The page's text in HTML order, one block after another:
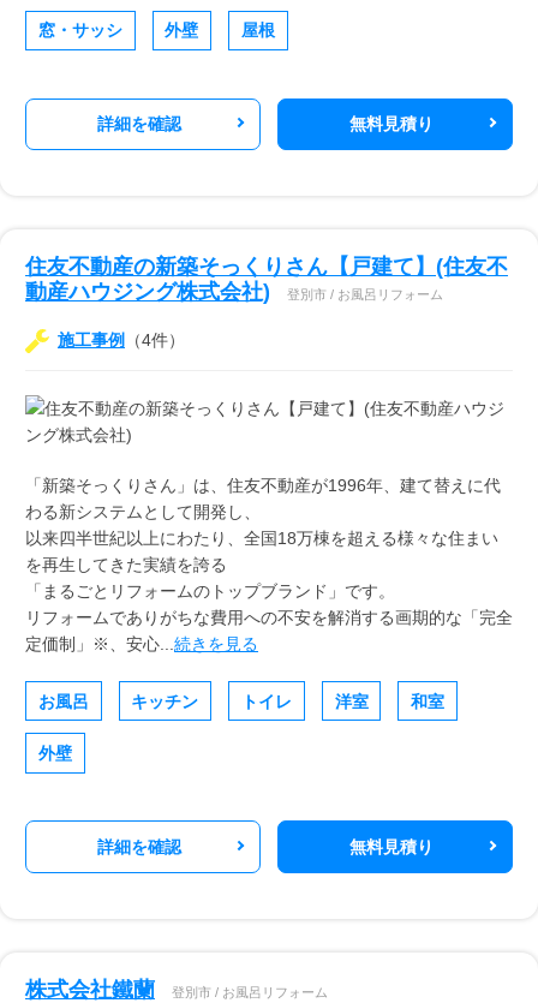
窓・サッシ 外壁 屋根
詳細を確認 無料見積り
住友不動産の新築そっくりさん【戸建て】(住友不
動産ハウジング株式会社)
登別市 / お風呂リフォーム
施工事例 （4件）
「新築そっくりさん」は、住友不動産が1996年、建て替えに代
わる新システムとして開発し、
以来四半世紀以上にわたり、全国18万棟を超える様々な住まい
を再生してきた実績を誇る
「まるごとリフォームのトップブランド」です。
リフォームでありがちな費用への不安を解消する画期的な「完全
定価制」※、安心... 続きを見る
お風呂 キッチン トイレ 洋室 和室
外壁
詳細を確認 無料見積り
株式会社鐵蘭 登別市 / お風呂リフォーム